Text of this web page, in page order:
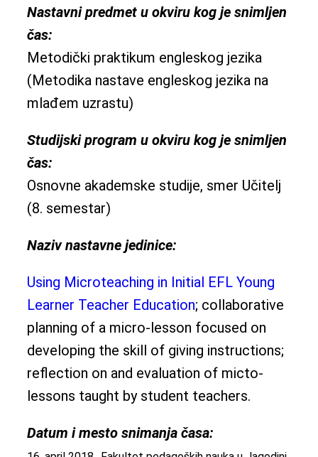
Nastavni predmet u okviru kog je snimljen
čas:
Metodički praktikum engleskog jezika
(Metodika nastave engleskog jezika na
mlađem uzrastu)
Studijski program u okviru kog je snimljen
čas:
Osnovne akademske studije, smer Učitelj
(8. semestar)
Naziv nastavne jedinice:
Using Microteaching in Initial EFL Young
Learner Teacher Education; collaborative
planning of a micro-lesson focused on
developing the skill of giving instructions;
reflection on and evaluation of micto-
lessons taught by student teachers.
Datum i mesto snimanja časa: